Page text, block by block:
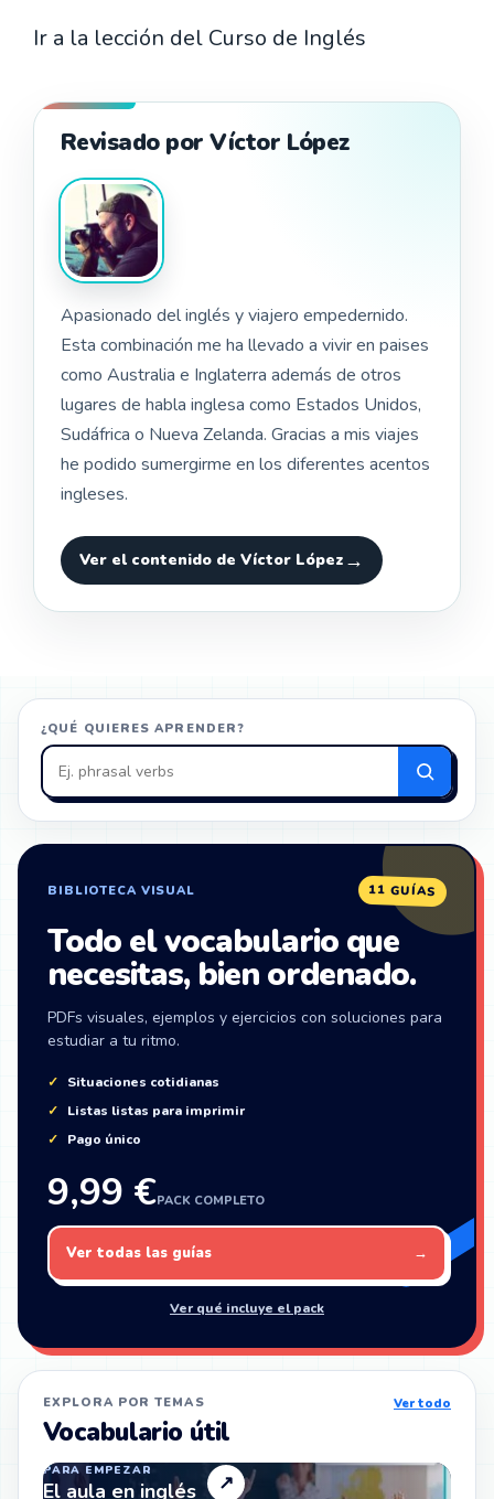
Ir a la lección del Curso de Inglés
Revisado por Víctor López
Apasionado del inglés y viajero empedernido.
Esta combinación me ha llevado a vivir en paises
como Australia e Inglaterra además de otros
lugares de habla inglesa como Estados Unidos,
Sudáfrica o Nueva Zelanda. Gracias a mis viajes
he podido sumergirme en los diferentes acentos
ingleses.
Ver el contenido de Víctor López
¿QUÉ QUIERES APRENDER?
Buscar
en
ZonaIngles
BIBLIOTECA VISUAL 11 GUÍAS
Todo el vocabulario que
necesitas, bien ordenado.
PDFs visuales, ejemplos y ejercicios con soluciones para
estudiar a tu ritmo.
Situaciones cotidianas
Listas listas para imprimir
Pago único
9,99 €PACK COMPLETO
Ver todas las guías →
Ver qué incluye el pack
EXPLORA POR TEMAS
Vocabulario útil
Ver todo
PARA EMPEZAR
El aula en inglés ↗